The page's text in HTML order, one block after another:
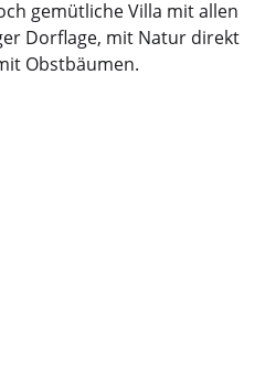
gemütliche Villa mit allen
Dorflage, mit Natur direkt
Obstbäumen.